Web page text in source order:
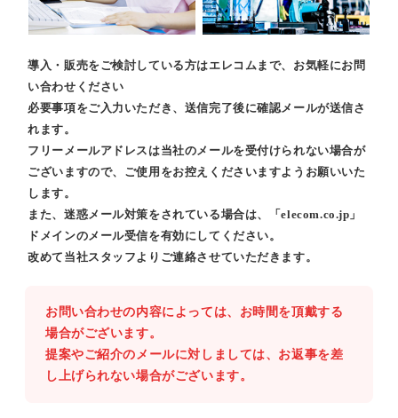
導入・販売をご検討している方はエレコムまで、お気軽にお問
い合わせください
必要事項をご入力いただき、送信完了後に確認メールが送信さ
れます。
フリーメールアドレスは当社のメールを受付けられない場合が
ございますので、ご使用をお控えくださいますようお願いいた
します。
また、迷惑メール対策をされている場合は、「elecom.co.jp」
ドメインのメール受信を有効にしてください。
改めて当社スタッフよりご連絡させていただきます。
お問い合わせの内容によっては、お時間を頂戴する
場合がございます。
提案やご紹介のメールに対しましては、お返事を差
し上げられない場合がございます。